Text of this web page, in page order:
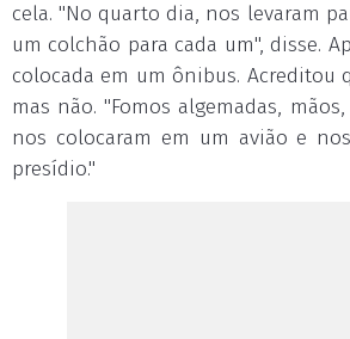
cela. "No quarto dia, nos levaram
um colchão para cada um", disse.
colocada em um ônibus. Acreditou
mas não. "Fomos algemadas,
nos colocaram em um avião e
presídio."